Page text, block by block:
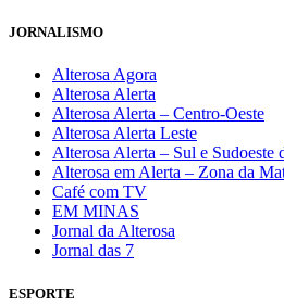
JORNALISMO
Alterosa Agora
Alterosa Alerta
Alterosa Alerta – Centro-Oeste
Alterosa Alerta Leste
Alterosa Alerta – Sul e Sudoeste
Alterosa em Alerta – Zona da
Café com TV
EM MINAS
Jornal da Alterosa
Jornal das 7
ESPORTE